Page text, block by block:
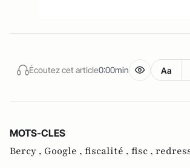
Écoutez cet article0:00min Aa
MOTS-CLES
Bercy , Google , fiscalité , fisc ,